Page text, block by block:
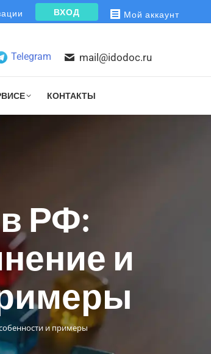
ВХОД Мой аккаунт
Telegram mail@idodoc.ru
КОНТАКТЫ
РФ:
и
и примеры